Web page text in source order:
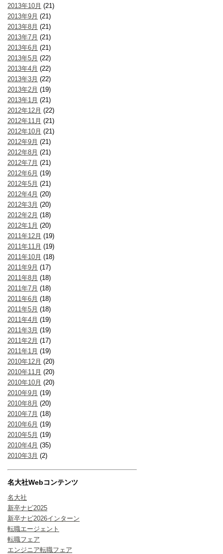
2013年10月 (21)
2013年9月 (21)
2013年8月 (21)
2013年7月 (21)
2013年6月 (21)
2013年5月 (22)
2013年4月 (22)
2013年3月 (22)
2013年2月 (19)
2013年1月 (21)
2012年12月 (22)
2012年11月 (21)
2012年10月 (21)
2012年9月 (21)
2012年8月 (21)
2012年7月 (21)
2012年6月 (19)
2012年5月 (21)
2012年4月 (20)
2012年3月 (20)
2012年2月 (18)
2012年1月 (20)
2011年12月 (19)
2011年11月 (19)
2011年10月 (18)
2011年9月 (17)
2011年8月 (18)
2011年7月 (18)
2011年6月 (18)
2011年5月 (18)
2011年4月 (19)
2011年3月 (19)
2011年2月 (17)
2011年1月 (19)
2010年12月 (20)
2010年11月 (20)
2010年10月 (20)
2010年9月 (19)
2010年8月 (20)
2010年7月 (18)
2010年6月 (19)
2010年5月 (19)
2010年4月 (35)
2010年3月 (2)
名大社Webコンテンツ
名大社
新卒ナビ2025
新卒ナビ2026インターン
転職エージェント
転職フェア
エンジニア転職フェア